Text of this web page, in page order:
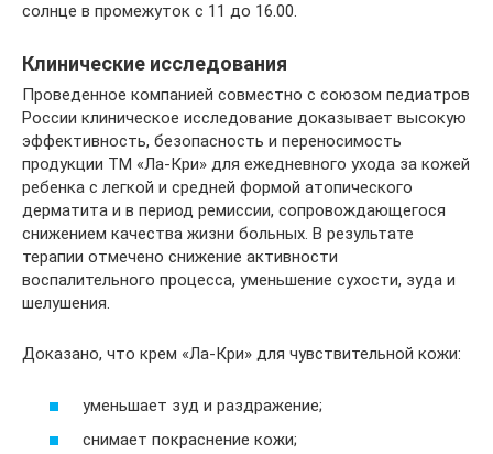
солнце в промежуток с 11 до 16.00.
Клинические исследования
Проведенное компанией совместно с союзом педиатров
России клиническое исследование доказывает высокую
эффективность, безопасность и переносимость
продукции ТМ «Ла-Кри» для ежедневного ухода за кожей
ребенка с легкой и средней формой атопического
дерматита и в период ремиссии, сопровождающегося
снижением качества жизни больных. В результате
терапии отмечено снижение активности
воспалительного процесса, уменьшение сухости, зуда и
шелушения.
Доказано, что крем «Ла-Кри» для чувствительной кожи:
уменьшает зуд и раздражение;
снимает покраснение кожи;